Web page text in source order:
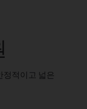
정적이고 넓은